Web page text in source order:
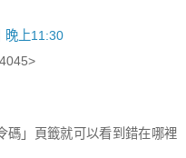
晚上11:30
碼」頁籤就可以看到錯在哪裡